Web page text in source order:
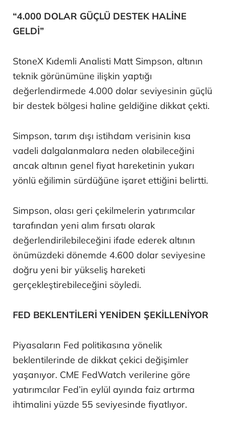
“4.000 DOLAR GÜÇLÜ DESTEK HALİNE
GELDİ”
StoneX Kıdemli Analisti Matt Simpson, altının
teknik görünümüne ilişkin yaptığı
değerlendirmede 4.000 dolar seviyesinin güçlü
bir destek bölgesi haline geldiğine dikkat çekti.
Simpson, tarım dışı istihdam verisinin kısa
vadeli dalgalanmalara neden olabileceğini
ancak altının genel fiyat hareketinin yukarı
yönlü eğilimin sürdüğüne işaret ettiğini belirtti.
Simpson, olası geri çekilmelerin yatırımcılar
tarafından yeni alım fırsatı olarak
değerlendirilebileceğini ifade ederek altının
önümüzdeki dönemde 4.600 dolar seviyesine
doğru yeni bir yükseliş hareketi
gerçekleştirebileceğini söyledi.
FED BEKLENTİLERİ YENİDEN ŞEKİLLENİYOR
Piyasaların Fed politikasına yönelik
beklentilerinde de dikkat çekici değişimler
yaşanıyor. CME FedWatch verilerine göre
yatırımcılar Fed’in eylül ayında faiz artırma
ihtimalini yüzde 55 seviyesinde fiyatlıyor.